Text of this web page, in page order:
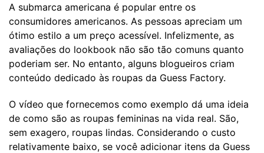
A submarca americana é popular entre os
consumidores americanos. As pessoas apreciam um
ótimo estilo a um preço acessível. Infelizmente, as
avaliações do lookbook não são tão comuns quanto
poderiam ser. No entanto, alguns blogueiros criam
conteúdo dedicado às roupas da Guess Factory.
O vídeo que fornecemos como exemplo dá uma ideia
de como são as roupas femininas na vida real. São,
sem exagero, roupas lindas. Considerando o custo
relativamente baixo, se você adicionar itens da Guess